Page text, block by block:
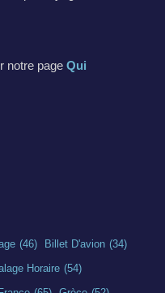
notre page Qui
(46) Billet D'avion (34)
Horaire (54)